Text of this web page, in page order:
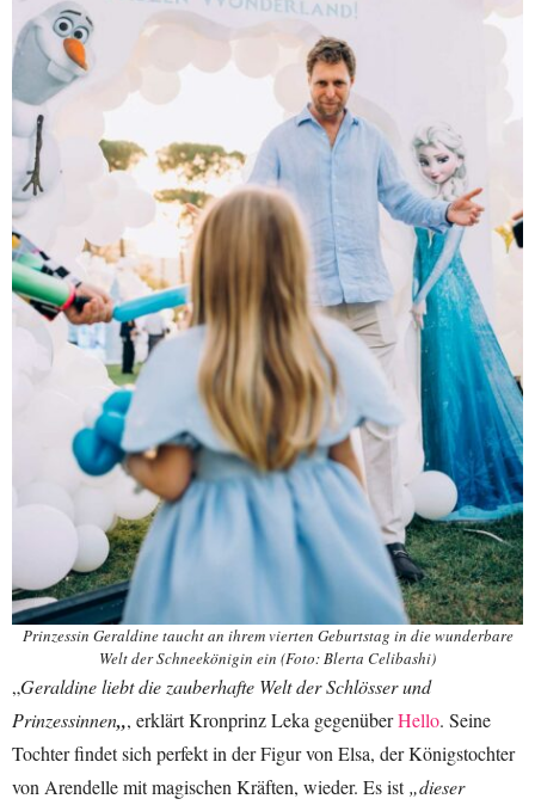
Prinzessin Geraldine taucht an ihrem vierten Geburtstag in die wunderbare
Welt der Schneekönigin ein (Foto: Blerta Celibashi)
„Geraldine liebt die zauberhafte Welt der Schlösser und
Prinzessinnen„, erklärt Kronprinz Leka gegenüberHello. Seine
Tochter findet sich perfekt in der Figur von Elsa, der Königstochter
von Arendelle mit magischen Kräften, wieder. Es ist„dieser